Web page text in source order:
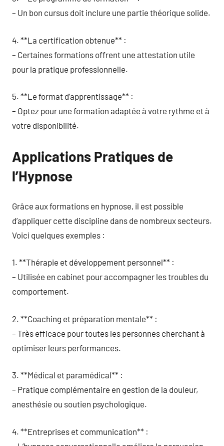
– Un bon cursus doit inclure une partie théorique solide.
4. **La certification obtenue** :
– Certaines formations offrent une attestation utile
pour la pratique professionnelle.
5. **Le format d’apprentissage** :
– Optez pour une formation adaptée à votre rythme et à
votre disponibilité.
Applications Pratiques de
l’Hypnose
Grâce aux formations en hypnose, il est possible
d’appliquer cette discipline dans de nombreux secteurs.
Voici quelques exemples :
1. **Thérapie et développement personnel** :
– Utilisée en cabinet pour accompagner les troubles du
comportement.
2. **Coaching et préparation mentale** :
– Très efficace pour toutes les personnes cherchant à
optimiser leurs performances.
3. **Médical et paramédical** :
– Pratique complémentaire en gestion de la douleur,
anesthésie ou soutien psychologique.
4. **Entreprises et communication** :